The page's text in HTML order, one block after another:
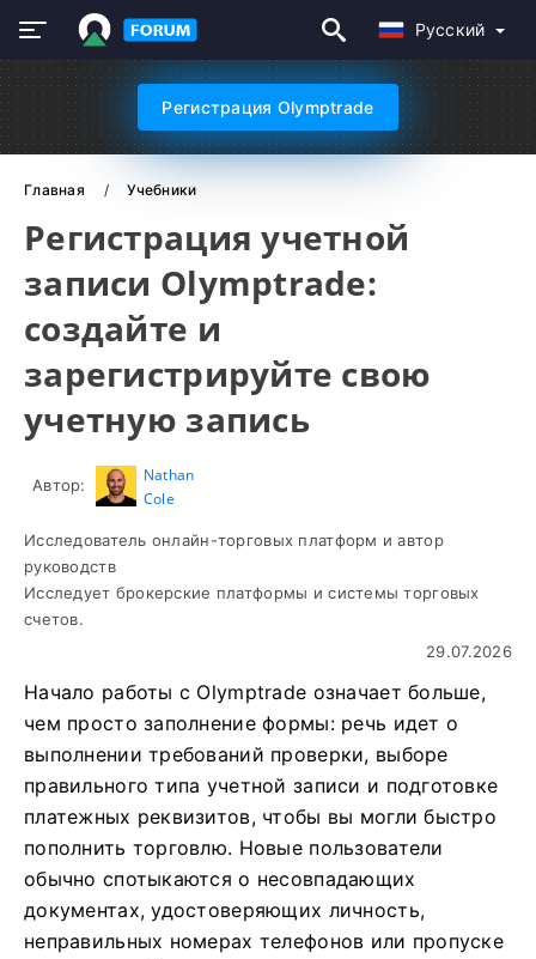
Русский
Регистрация Olymptrade
Главная Учебники
Регистрация учетной
записи Olymptrade:
создайте и
зарегистрируйте свою
учетную запись
Автор:
Nathan
Cole
Исследователь онлайн-торговых платформ и автор
руководств
Исследует брокерские платформы и системы торговых
счетов.
29.07.2026
Начало работы с Olymptrade означает больше,
чем просто заполнение формы: речь идет о
выполнении требований проверки, выборе
правильного типа учетной записи и подготовке
платежных реквизитов, чтобы вы могли быстро
пополнить торговлю. Новые пользователи
обычно спотыкаются о несовпадающих
документах, удостоверяющих личность,
неправильных номерах телефонов или пропуске